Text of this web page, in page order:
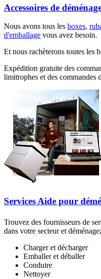
Accessoires de
Nous avons tous les boxes,
d'emballage vous avez besoin.
Et nous rachèterons toutes les
Expédition gratuite des
limitrophes et des commandes
Services Aide pour
Trouvez des fournisseurs de
dans votre secteur et
Charger et décharger
Emballer et déballer
Conduire
Nettoyer